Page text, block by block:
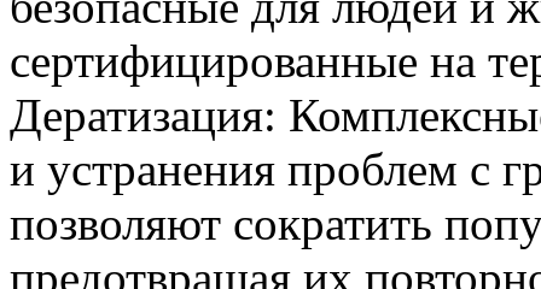
сертифицированные на
Дератизация:
и устранения проблем с
позволяют сократить
предотвращая их